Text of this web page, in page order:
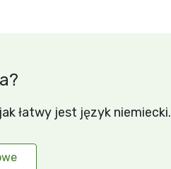
łatwy jest język niemiecki.